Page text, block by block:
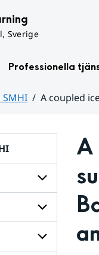
Sverige
Professionella
A coupled
Undersidor
för
Väder
Undersidor
för
A